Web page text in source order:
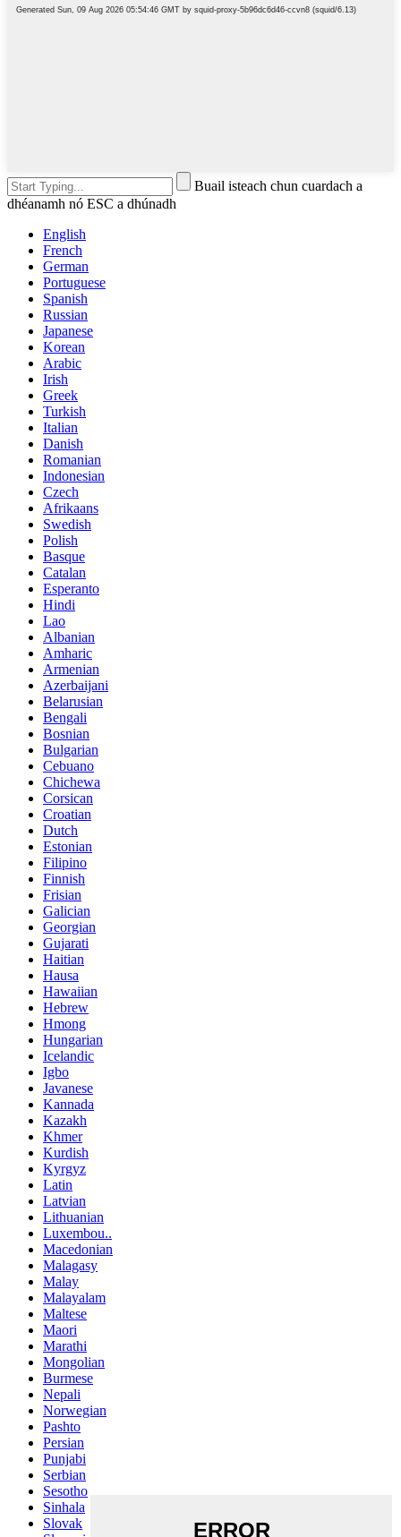
Buail isteach chun cuardach a
dhéanamh nó ESC a dhúnadh
English
French
German
Portuguese
Spanish
Russian
Japanese
Korean
Arabic
Irish
Greek
Turkish
Italian
Danish
Romanian
Indonesian
Czech
Afrikaans
Swedish
Polish
Basque
Catalan
Esperanto
Hindi
Lao
Albanian
Amharic
Armenian
Azerbaijani
Belarusian
Bengali
Bosnian
Bulgarian
Cebuano
Chichewa
Corsican
Croatian
Dutch
Estonian
Filipino
Finnish
Frisian
Galician
Georgian
Gujarati
Haitian
Hausa
Hawaiian
Hebrew
Hmong
Hungarian
Icelandic
Igbo
Javanese
Kannada
Kazakh
Khmer
Kurdish
Kyrgyz
Latin
Latvian
Lithuanian
Luxembou..
Macedonian
Malagasy
Malay
Malayalam
Maltese
Maori
Marathi
Mongolian
Burmese
Nepali
Norwegian
Pashto
Persian
Punjabi
Serbian
Sesotho
Sinhala
Slovak